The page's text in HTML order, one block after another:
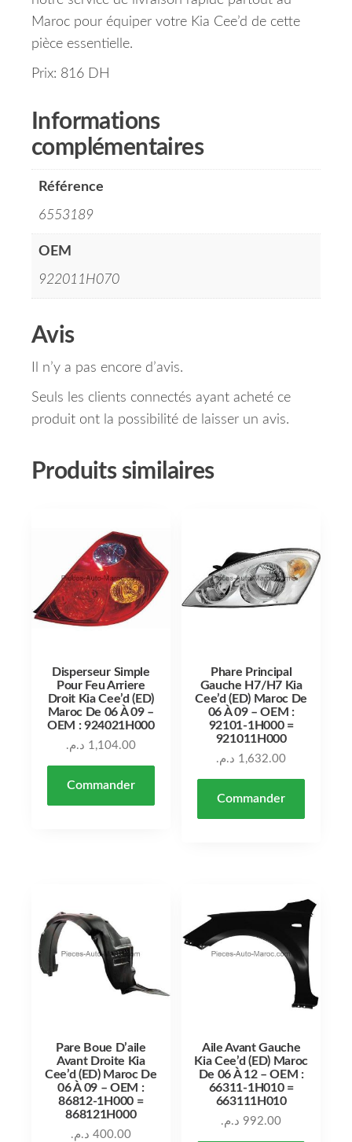
Maroc pour équiper votre Kia Cee’d de cette
pièce essentielle.
Prix: 816 DH
Informations
complémentaires
Référence
6553189
OEM
922011H070
Avis
Il n’y a pas encore d’avis.
Seuls les clients connectés ayant acheté ce
produit ont la possibilité de laisser un avis.
Produits similaires
Disperseur Simple
Pour Feu Arriere
Droit Kia Cee’d (ED)
Maroc De 06 À 09 –
OEM : 924021H000
1,104.00 د.م.
Commander
Phare Principal
Gauche H7/H7 Kia
Cee’d (ED) Maroc De
06 À 09 – OEM :
92101-1H000 =
921011H000
1,632.00 د.م.
Commander
Pare Boue D’aile
Avant Droite Kia
Cee’d (ED) Maroc De
06 À 09 – OEM :
86812-1H000 =
868121H000
400.00 د.م.
Aile Avant Gauche
Kia Cee’d (ED) Maroc
De 06 À 12 – OEM :
66311-1H010 =
663111H010
992.00 د.م.